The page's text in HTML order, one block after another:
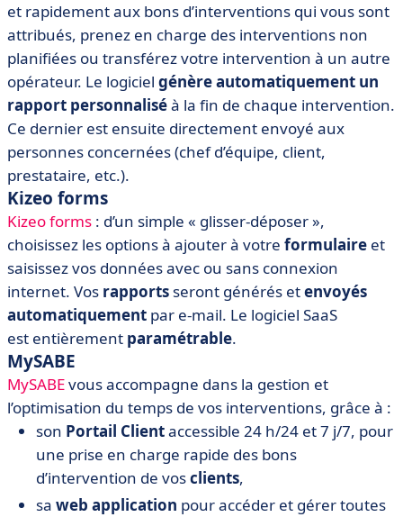
et rapidement aux bons d’interventions qui vous sont
attribués, prenez en charge des interventions non
planifiées ou transférez votre intervention à un autre
opérateur. Le logiciel génère automatiquement un
rapport personnaliséà la fin de chaque intervention.
Ce dernier est ensuite directement envoyé aux
personnes concernées (chef d’équipe, client,
prestataire, etc.).
Kizeo forms
Kizeo forms : d’un simple « glisser-déposer »,
choisissez les options à ajouter à votre formulaire et
saisissez vos données avec ou sans connexion
internet. Vos rapports seront générés etenvoyés
automatiquement par e-mail. Le logiciel SaaS
est entièrement paramétrable.
MySABE
MySABEvous accompagne dans la gestion et
l’optimisation du temps de vos interventions, grâce à :
son Portail Clientaccessible 24 h/24 et 7 j/7, pour
une prise en charge rapide des bons
d’intervention de vosclients,
sa web application pour accéder et gérer toutes